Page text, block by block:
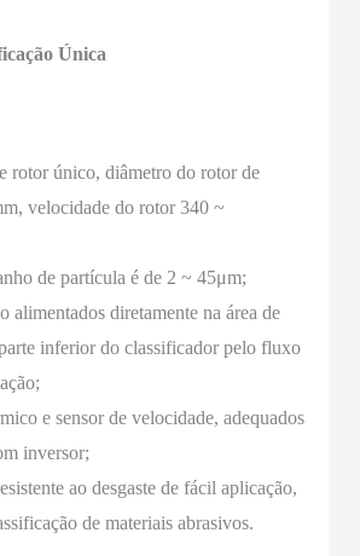
Única
rotor único, diâmetro do rotor de
velocidade do rotor 340 ~
de partícula é de 2 ~ 45μm;
alimentados diretamente na área de
inferior do classificador pelo fluxo
e sensor de velocidade, adequados
inversor;
ao desgaste de fácil aplicação,
de materiais abrasivos.